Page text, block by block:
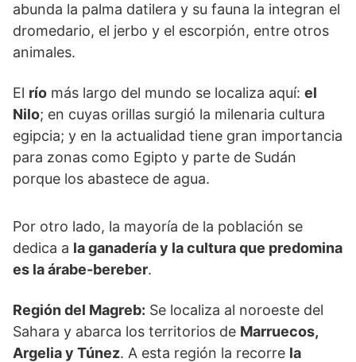
abunda la palma datilera y su fauna la integran el
dromedario, el jerbo y el escorpión, entre otros
animales.
El río más largo del mundo se localiza aquí: el
Nilo; en cuyas orillas surgió la milenaria cultura
egipcia; y en la actualidad tiene gran importancia
para zonas como Egipto y parte de Sudán
porque los abastece de agua.
Por otro lado, la mayoría de la población se
dedica a la ganadería y la cultura que predomina
es la árabe-bereber.
Región del Magreb: Se localiza al noroeste del
Sahara y abarca los territorios de Marruecos,
Argelia y Túnez. A esta región la recorre la